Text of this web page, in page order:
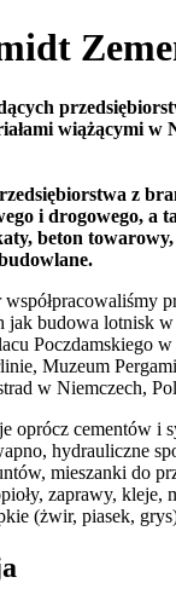
wiążącymi w
z
i drogowego, a
beton towarowy,
współpracowaliśmy
jak budowa lotnisk
Poczdamskiego
Muzeum
w Niemczech,
oprócz cementów i
hydrauliczne
mieszanki do
zaprawy, kleje,
(żwir, piasek,